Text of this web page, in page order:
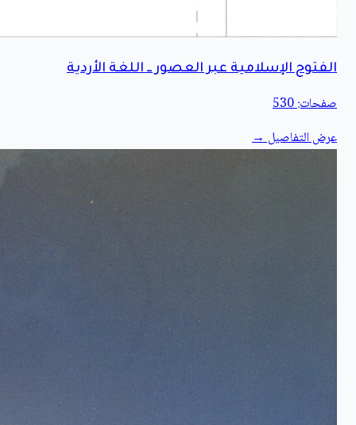
الفتوح الإسلامية عبر العصور ــ اللغة الأردية
صفحات: 530
عرض التفاصيل →